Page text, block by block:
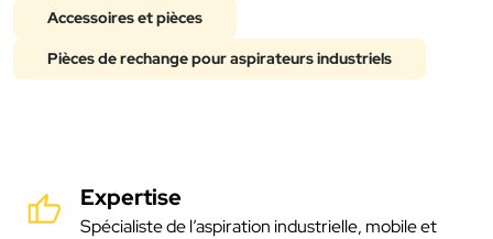
Accessoires et pièces
Pièces de rechange pour aspirateurs industriels
Expertise
Spécialiste de l’aspiration industrielle, mobile et